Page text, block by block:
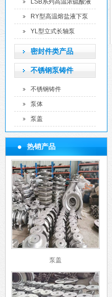
LSB系列高温浓硫酸液
下...
RY型高温熔盐液下泵
YL型立式长轴泵
密封件类产品
不锈钢泵铸件
不锈钢铸件
泵体
泵盖
热销产品
泵盖